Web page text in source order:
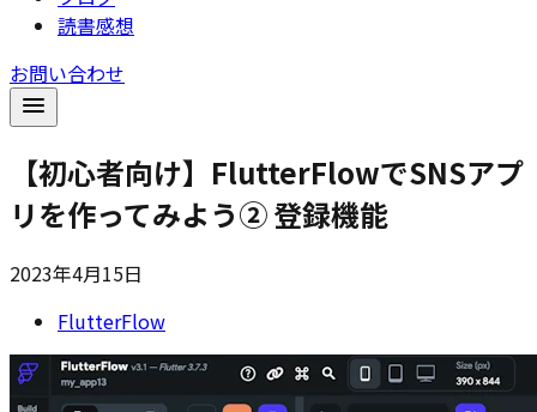
読書感想
お問い合わせ
【初心者向け】FlutterFlowでSNSアプ
リを作ってみよう② 登録機能
2023年4月15日
FlutterFlow